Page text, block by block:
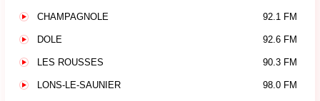
CHAMPAGNOLE 92.1 FM
DOLE 92.6 FM
LES ROUSSES 90.3 FM
LONS-LE-SAUNIER 98.0 FM